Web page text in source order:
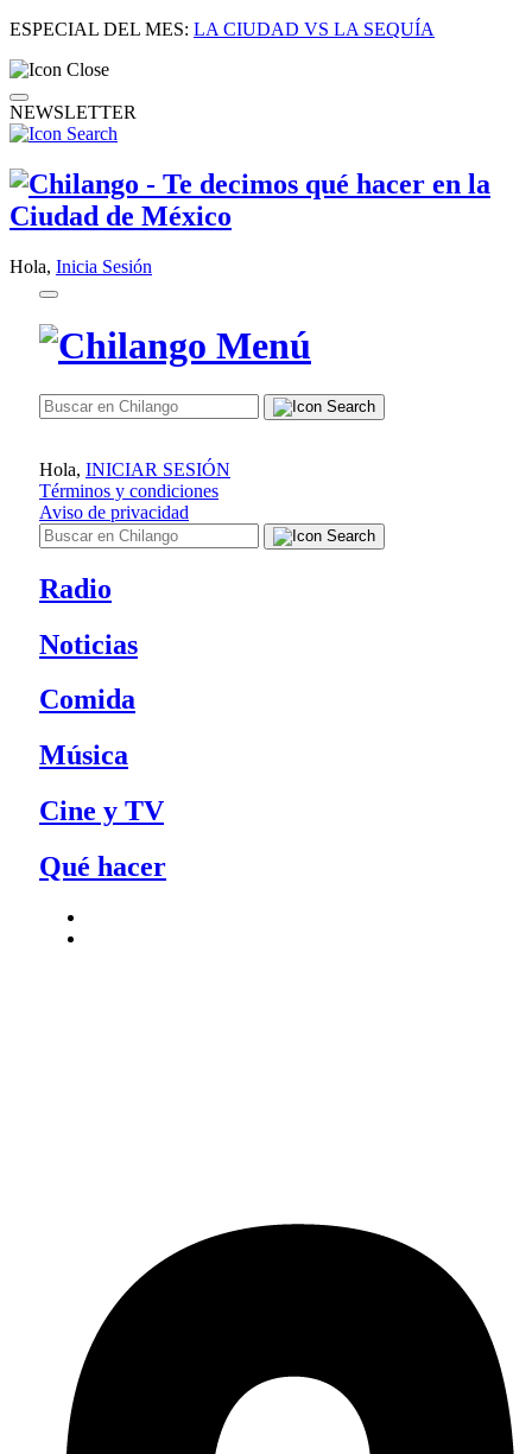
ESPECIAL DEL MES: LA CIUDAD VS LA SEQUÍA
NEWSLETTER
Hola, Inicia Sesión
Hola, INICIAR SESIÓN
Términos y condiciones
Aviso de privacidad
Radio
Noticias
Comida
Música
Cine y TV
Qué hacer